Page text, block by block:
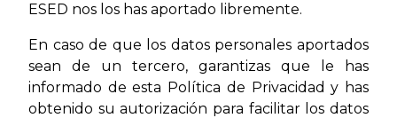
ESED nos los has aportado libremente.
En caso de que los datos personales aportados
sean de un tercero, garantizas que le has
informado de esta Política de Privacidad y has
obtenido su autorización para facilitar los datos